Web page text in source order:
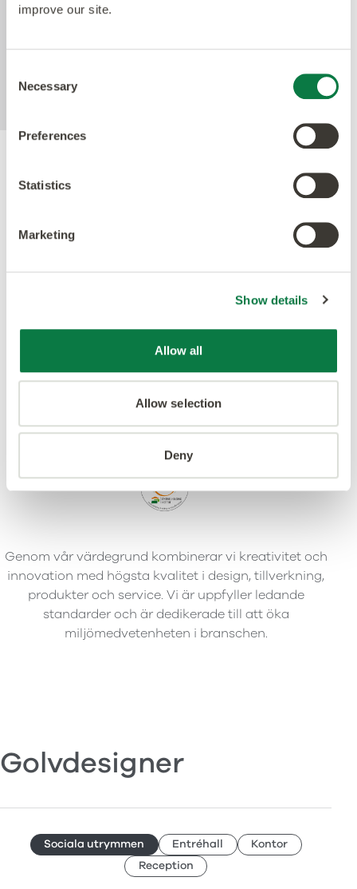
improve our site.
Selection
Necessary
Preferences
Statistics
Marketing
Show details
Allow all
Allow selection
Deny
Amtico's Quantum Guard Elite är den mest
matta finishen framhäver de olika designerna och
gör våra produkter så naturtrogna som möjligt
men också enkla att underhålla.
Genom vår värdegrund kombinerar vi kreativitet och
innovation med högsta kvalitet i design, tillverkning,
produkter och service. Vi är uppfyller ledande
standarder och är dedikerade till att öka
miljömedvetenheten i branschen.
Golvdesigner
Sociala utrymmen Entréhall
Kontor
Reception